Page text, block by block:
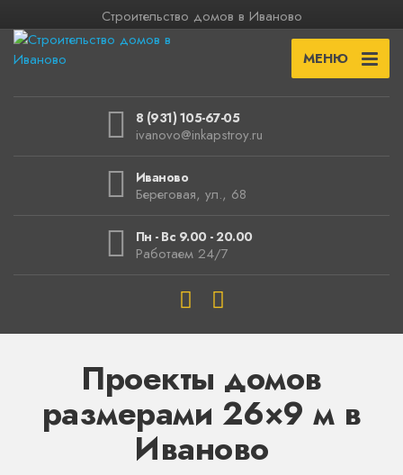
Строительство домов в Иваново
МЕНЮ
8 (931) 105-67-05
ivanovo@inkapstroy.ru
Иваново
Береговая, ул., 68
Пн - Вс 9.00 - 20.00
Работаем 24/7
Проекты домов
размерами 26×9 м в
Иваново